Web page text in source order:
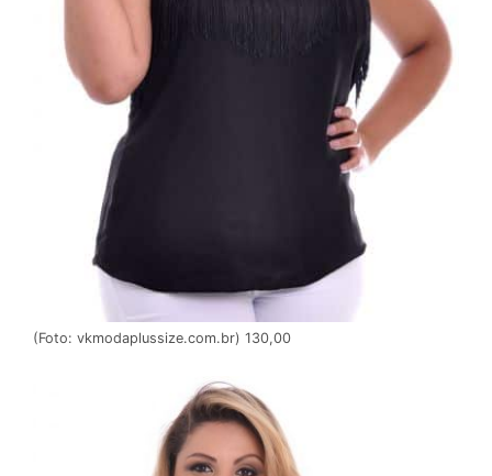
(Foto: vkmodaplussize.com.br) 130,00